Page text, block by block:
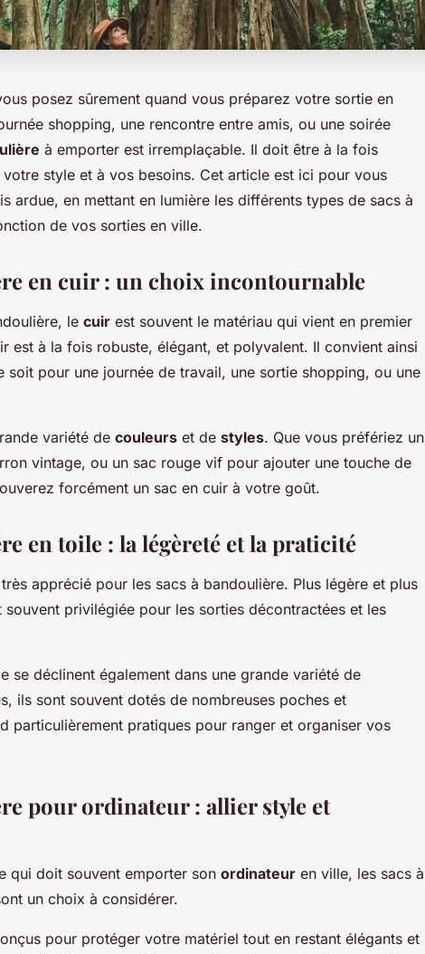
posez sûrement quand vous préparez votre sortie en
shopping, une rencontre entre amis, ou une soirée
à emporter est irremplaçable. Il doit être à la fois
style et à vos besoins. Cet article est ici pour vous
ardue, en mettant en lumière les différents types de sacs à
de vos sorties en ville.
en cuir : un choix incontournable
le cuir est souvent le matériau qui vient en premier
est à la fois robuste, élégant, et polyvalent. Il convient ainsi
soit pour une journée de travail, une sortie shopping, ou une
variété de couleurs et de styles. Que vous préfériez un
vintage, ou un sac rouge vif pour ajouter une touche de
forcément un sac en cuir à votre goût.
en toile : la légèreté et la praticité
apprécié pour les sacs à bandoulière. Plus légère et plus
privilégiée pour les sorties décontractées et les
se déclinent également dans une grande variété de
ils sont souvent dotés de nombreuses poches et
particulièrement pratiques pour ranger et organiser vos
pour ordinateur : allier style et
qui doit souvent emporter son ordinateur en ville, les sacs à
un choix à considérer.
pour protéger votre matériel tout en restant élégants et